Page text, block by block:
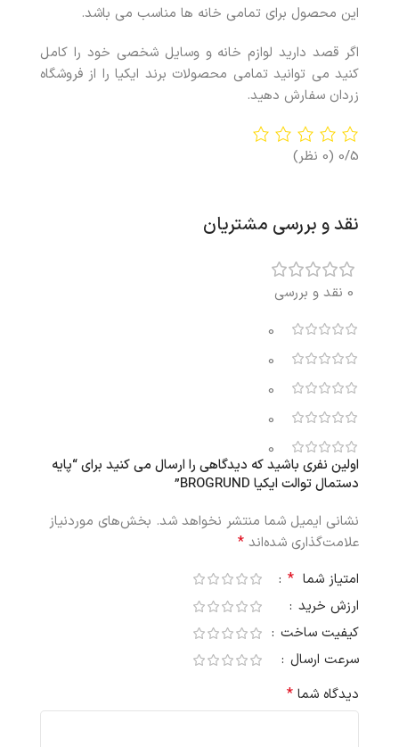
این محصول برای تمامی خانه ها مناسب می باشد.
اگر قصد دارید لوازم خانه و وسایل شخصی خود را کامل
کنید می توانید تمامی محصولات برند ایکیا را از فروشگاه
زردان سفارش دهید.
0/5 (0 نظر)
نقد و بررسی مشتریان
0 نقد و بررسی
0
0
0
0
0
اولین نفری باشید که دیدگاهی را ارسال می کنید برای “پایه
دستمال توالت ایکیا BROGRUND”
نشانی ایمیل شما منتشر نخواهد شد. بخش‌های موردنیاز
علامت‌گذاری شده‌اند *
امتیاز شما *
ارزش خرید
کیفیت ساخت
سرعت ارسال
دیدگاه شما *